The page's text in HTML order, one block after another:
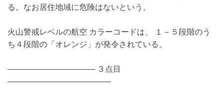
る。なお居住地域に危険はないという。
火山警戒レベルの航空 カラーコードは、 １－５段階のう
ち４段階の「オレンジ」が発令されている。
——————————— ３点目
—————————————